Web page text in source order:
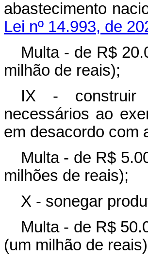
abastecimento
Lei nº 14.993, de
Multa - de R$
milhão de reais);
IX - construir
necessários ao
em desacordo com
Multa - de R$
milhões de reais);
X - sonegar
Multa - de R$
(um milhão de